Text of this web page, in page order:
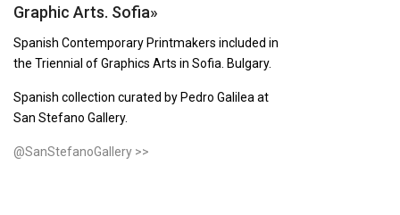
Graphic Arts. Sofia»
Spanish Contemporary Printmakers included in
the Triennial of Graphics Arts in Sofia. Bulgary.
Spanish collection curated by Pedro Galilea at
San Stefano Gallery.
@SanStefanoGallery >>